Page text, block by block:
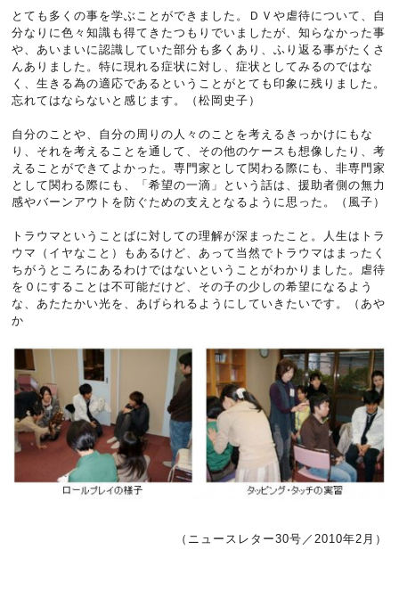
とても多くの事を学ぶことができました。ＤＶや虐待について、自
分なりに色々知識も得てきたつもりでいましたが、知らなかった事
や、あいまいに認識していた部分も多くあり、ふり返る事がたくさ
んありました。特に現れる症状に対し、症状としてみるのではな
く、生きる為の適応であるということがとても印象に残りました。
忘れてはならないと感じます。（松岡史子）
自分のことや、自分の周りの人々のことを考えるきっかけにもな
り、それを考えることを通して、その他のケースも想像したり、考
えることができてよかった。専門家として関わる際にも、非専門家
として関わる際にも、「希望の一滴」という話は、援助者側の無力
感やバーンアウトを防ぐための支えとなるように思った。（風子）
トラウマということばに対しての理解が深まったこと。人生はトラ
ウマ（イヤなこと）もあるけど、あって当然でトラウマはまったく
ちがうところにあるわけではないということがわかりました。虐待
を０にすることは不可能だけど、その子の少しの希望になるよう
な、あたたかい光を、あげられるようにしていきたいです。（あや
か
（ニュースレター30号／2010年2月）